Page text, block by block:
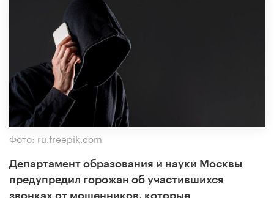
Фото: ru.freepik.com
Департамент образования и науки Москвы
предупредил горожан об участившихся
звонках от мошенников, которые